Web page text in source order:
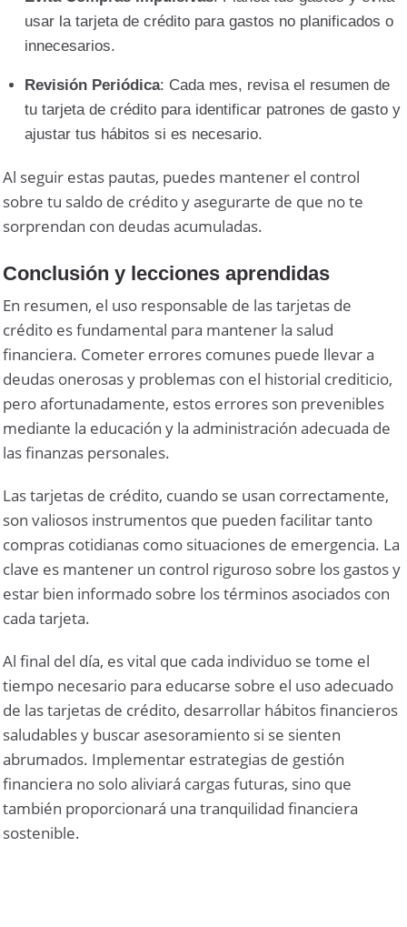
usar la tarjeta de crédito para gastos no planificados o
innecesarios.
Revisión Periódica: Cada mes, revisa el resumen de
tu tarjeta de crédito para identificar patrones de gasto y
ajustar tus hábitos si es necesario.
Al seguir estas pautas, puedes mantener el control
sobre tu saldo de crédito y asegurarte de que no te
sorprendan con deudas acumuladas.
Conclusión y lecciones aprendidas
En resumen, el uso responsable de las tarjetas de
crédito es fundamental para mantener la salud
financiera. Cometer errores comunes puede llevar a
deudas onerosas y problemas con el historial crediticio,
pero afortunadamente, estos errores son prevenibles
mediante la educación y la administración adecuada de
las finanzas personales.
Las tarjetas de crédito, cuando se usan correctamente,
son valiosos instrumentos que pueden facilitar tanto
compras cotidianas como situaciones de emergencia. La
clave es mantener un control riguroso sobre los gastos y
estar bien informado sobre los términos asociados con
cada tarjeta.
Al final del día, es vital que cada individuo se tome el
tiempo necesario para educarse sobre el uso adecuado
de las tarjetas de crédito, desarrollar hábitos financieros
saludables y buscar asesoramiento si se sienten
abrumados. Implementar estrategias de gestión
financiera no solo aliviará cargas futuras, sino que
también proporcionará una tranquilidad financiera
sostenible.